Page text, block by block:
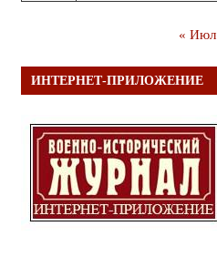
« Июл
ИНТЕРНЕТ-ПРИЛОЖЕНИЕ